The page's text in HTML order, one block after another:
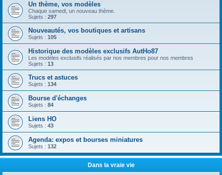
Un thème, vos modèles
Chaque samedi, un nouveau thème.
Sujets : 297
Nouveautés, vos boutiques et artisans
Sujets : 105
Historique des modèles exclusifs AutHo87
Les modèles exclusifs réalisés par nos membres pour nos membres
Sujets : 13
Trucs et astuces
Sujets : 134
Bourse d'échanges
Sujets : 84
Liens HO
Sujets : 43
Agenda: expos et bourses miniatures
Sujets : 132
Dans la vraie vie